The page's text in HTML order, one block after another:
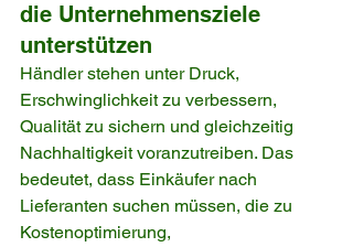
die Unternehmensziele
unterstützen
Händler stehen unter Druck,
Erschwinglichkeit zu verbessern,
Qualität zu sichern und gleichzeitig
Nachhaltigkeit voranzutreiben. Das
bedeutet, dass Einkäufer nach
Lieferanten suchen müssen, die zu
Kostenoptimierung,